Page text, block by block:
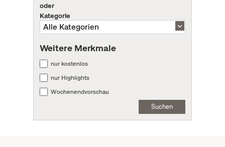
oder
Kategorie
Weitere Merkmale
nur kostenlos
nur Highlights
Wochenendvorschau
Suchen